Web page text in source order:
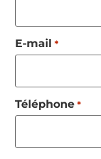
E-mail *
Téléphone *